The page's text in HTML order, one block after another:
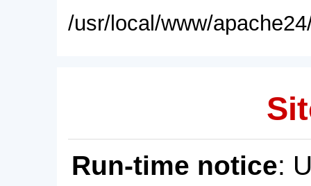
/usr/local/www/
Run-time notice: